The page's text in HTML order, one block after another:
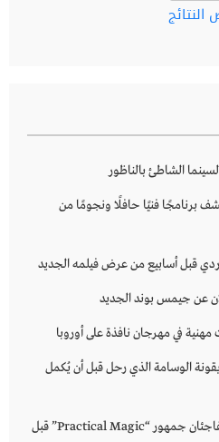
النتائج
الشاطئ بالناظور
صيف الأوداية 2026 يكشف برنامجًا فنيًا حافلًا ونجومًا من
قبل أسابيع من عرض فيلمه الجديد
عن جيمس بوند الجديد
الوسامة الذي رحل قبل أن يُكمل
ساندرا بولوك ونيكول كيدمان تفاجئان جمهور “Practical Magic” قبل